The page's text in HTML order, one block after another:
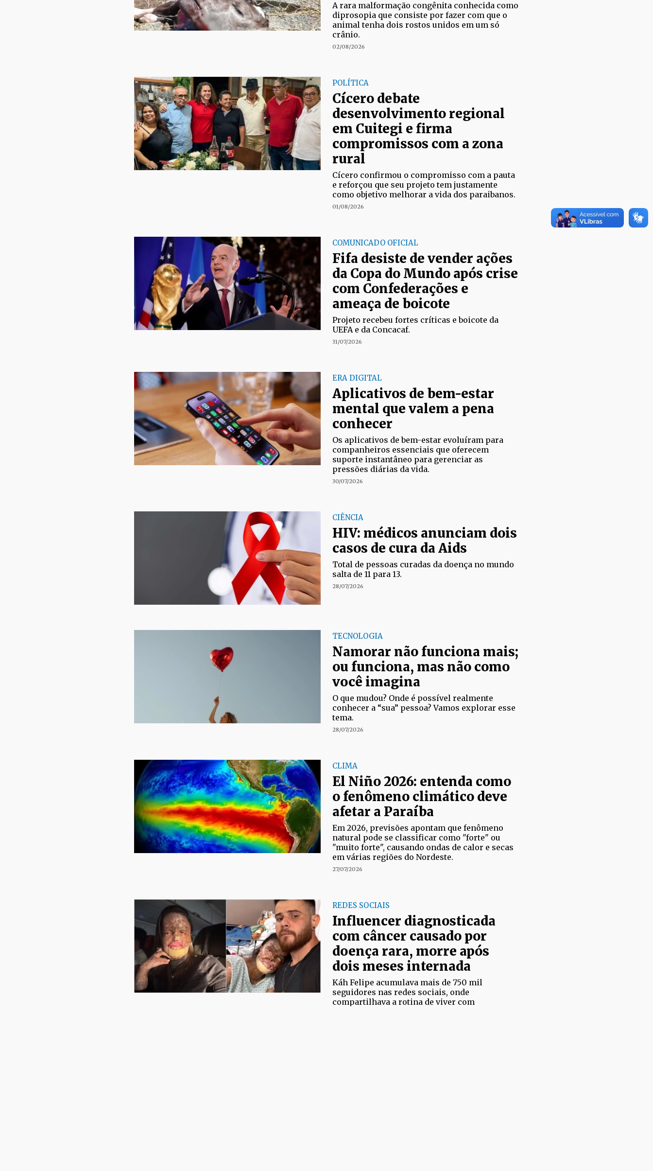
A rara malformação congênita conhecida como
diprosopia que consiste por fazer com que o
animal tenha dois rostos unidos em um só
crânio.
02/08/2026
POLÍTICA
Cícero debate
desenvolvimento regional
em Cuitegi e firma
compromissos com a zona
rural
Cícero confirmou o compromisso com a pauta
e reforçou que seu projeto tem justamente
como objetivo melhorar a vida dos paraibanos.
01/08/2026
COMUNICADO OFICIAL
Fifa desiste de vender ações
da Copa do Mundo após crise
com Confederações e
ameaça de boicote
Projeto recebeu fortes críticas e boicote da
UEFA e da Concacaf.
31/07/2026
ERA DIGITAL
Aplicativos de bem-estar
mental que valem a pena
conhecer
Os aplicativos de bem-estar evoluíram para
companheiros essenciais que oferecem
suporte instantâneo para gerenciar as
pressões diárias da vida.
30/07/2026
CIÊNCIA
HIV: médicos anunciam dois
casos de cura da Aids
Total de pessoas curadas da doença no mundo
salta de 11 para 13.
28/07/2026
TECNOLOGIA
Namorar não funciona mais;
ou funciona, mas não como
você imagina
O que mudou? Onde é possível realmente
conhecer a “sua” pessoa? Vamos explorar esse
tema.
28/07/2026
CLIMA
El Niño 2026: entenda como
o fenômeno climático deve
afetar a Paraíba
Em 2026, previsões apontam que fenômeno
natural pode se classificar como "forte" ou
"muito forte", causando ondas de calor e secas
em várias regiões do Nordeste.
27/07/2026
REDES SOCIAIS
Influencer diagnosticada
com câncer causado por
doença rara, morre após
dois meses internada
Káh Felipe acumulava mais de 750 mil
seguidores nas redes sociais, onde
compartilhava a rotina de viver com